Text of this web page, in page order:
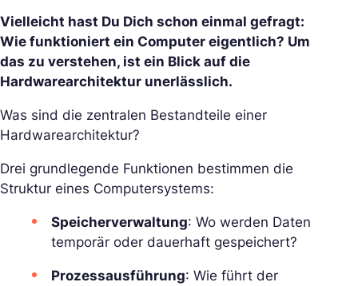
Vielleicht hast Du Dich schon einmal gefragt:
Wie funktioniert ein Computer eigentlich? Um
das zu verstehen, ist ein Blick auf die
Hardwarearchitektur unerlässlich.
Was sind die zentralen Bestandteile einer
Hardwarearchitektur?
Drei grundlegende Funktionen bestimmen die
Struktur eines Computersystems:
Speicherverwaltung: Wo werden Daten
temporär oder dauerhaft gespeichert?
Prozessausführung: Wie führt der